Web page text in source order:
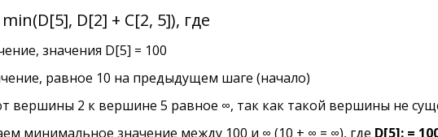
D[2] + C[2, 5]), где
значения D[5] = 100
равное 10 на предыдущем шаге (начало)
вершины 2 к вершине 5 равное ∞, так как такой вершины не
минимальное значение между 100 и ∞ (10 + ∞ = ∞), где D[5]: =